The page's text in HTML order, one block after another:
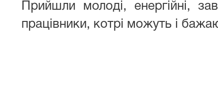
Прийшли молоді, енергійні,
працівники, котрі можуть і